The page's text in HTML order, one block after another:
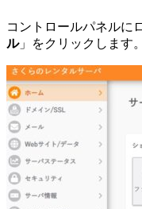
コントロールパネルに
ル」をクリックします。